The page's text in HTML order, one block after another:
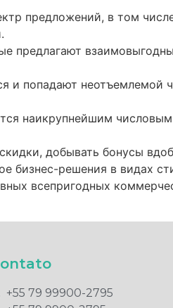
предложений, в том
предлагают
и попадают неотъемлемой
наикрупнейшим
добывать бонусы
бизнес-решения в видах
всепригодных
+55 79 99900-2795​